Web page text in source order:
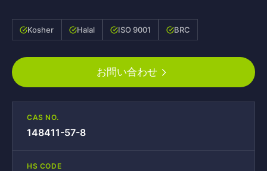
Kosher Halal ISO 9001 BRC
お問い合わせ
CAS NO.
148411-57-8
HS CODE